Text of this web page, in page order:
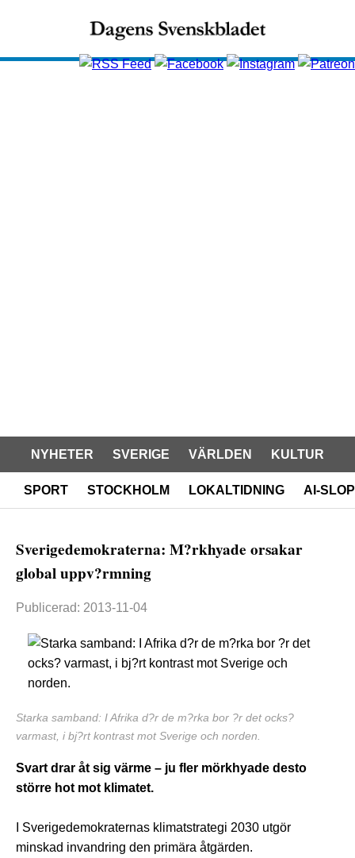
NYHETER SVERIGE VÄRLDEN KULTUR
SPORT STOCKHOLM LOKALTIDNING AI-SLOP
Sverigedemokraterna: M?rkhyade orsakar
global uppv?rmning
Publicerad: 2013-11-04
Starka samband: I Afrika d?r de m?rka bor ?r det ocks?
varmast, i bj?rt kontrast mot Sverige och norden.
Svart drar åt sig värme – ju fler mörkhyade desto
större hot mot klimatet.
I Sverigedemokraternas klimatstrategi 2030 utgör
minskad invandring den primära åtgärden.